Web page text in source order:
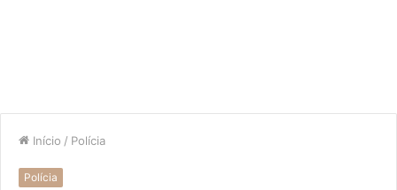
Início / Polícia
Polícia